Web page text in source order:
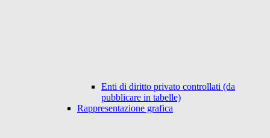
Enti di diritto privato controllati (da
pubblicare in tabelle)
Rappresentazione grafica